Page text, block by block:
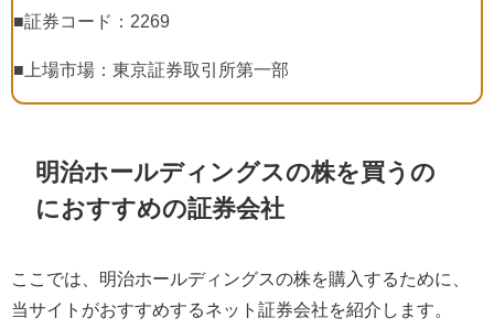
■証券コード： 2269
■上場市場：東京証券取引所第一部
明治ホールディングスの株を買うの
におすすめの証券会社
ここでは、明治ホールディングスの株を購入するために、
当サイトがおすすめするネット証券会社を紹介します。